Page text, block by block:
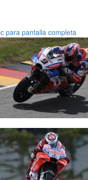
para pantalla completa